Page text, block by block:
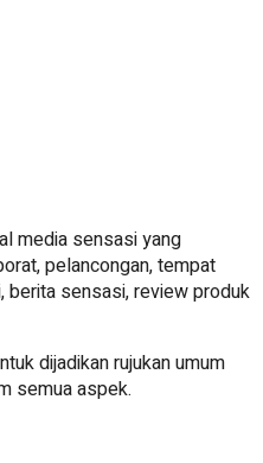
media sensasi yang
pelancongan, tempat
berita sensasi, review produk
dijadikan rujukan umum
semua aspek.